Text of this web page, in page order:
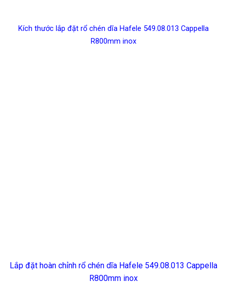
Kích thước lắp đặt rổ chén dĩa Hafele 549.08.013 Cappella
R800mm inox
Lắp đặt hoàn chỉnh rổ chén dĩa Hafele 549.08.013 Cappella
R800mm inox